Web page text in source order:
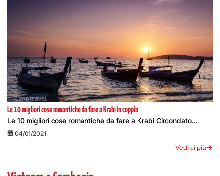
Le 10 migliori cose romantiche da fare a Krabi in coppia
Le 10 migliori cose romantiche da fare a Krabi Circondato...
04/01/2021
Vedi di più